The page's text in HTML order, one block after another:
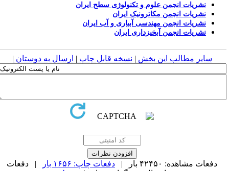
نشریات انجمن علوم و تکنولوژی سطح ایران
نشریات انجمن مکاترونیک ایران
نشریات انجمن مهندسی آبیاری و آب ایران
نشریات انجمن آبخیزداری ایران
سایر مطالب این بخش | نسخه قابل چاپ| ارسال به دوستان|
دفعات مشاهده: ۴۲۴۵۰ بار | دفعات چاپ: ۱۶۵۶ بار
| دفعات